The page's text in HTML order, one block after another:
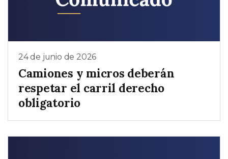
24 de junio de 2026
Camiones y micros deberán
respetar el carril derecho
obligatorio